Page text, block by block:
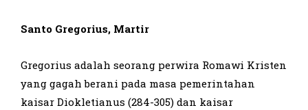
Santo Gregorius, Martir
Gregorius adalah seorang perwira Romawi Kristen
yang gagah berani pada masa pemerintahan
kaisar Diokletianus (284-305) dan kaisar